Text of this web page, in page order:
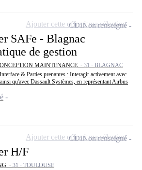
SAFe - Blagnac
de gestion
MAINTENANCE - 31 - BLAGNAC
& Parties prenantes : Interagir activement avec
qu'avec Dassault Systèmes, en représentant Airbus
CDINon renseigné
Ajouter cette offre à ma sélection
H/F
- 31 - TOULOUSE
CDINon renseigné
Ajouter cette offre à ma sélection